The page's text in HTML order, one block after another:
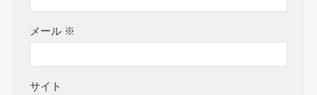
メール ※
サイト